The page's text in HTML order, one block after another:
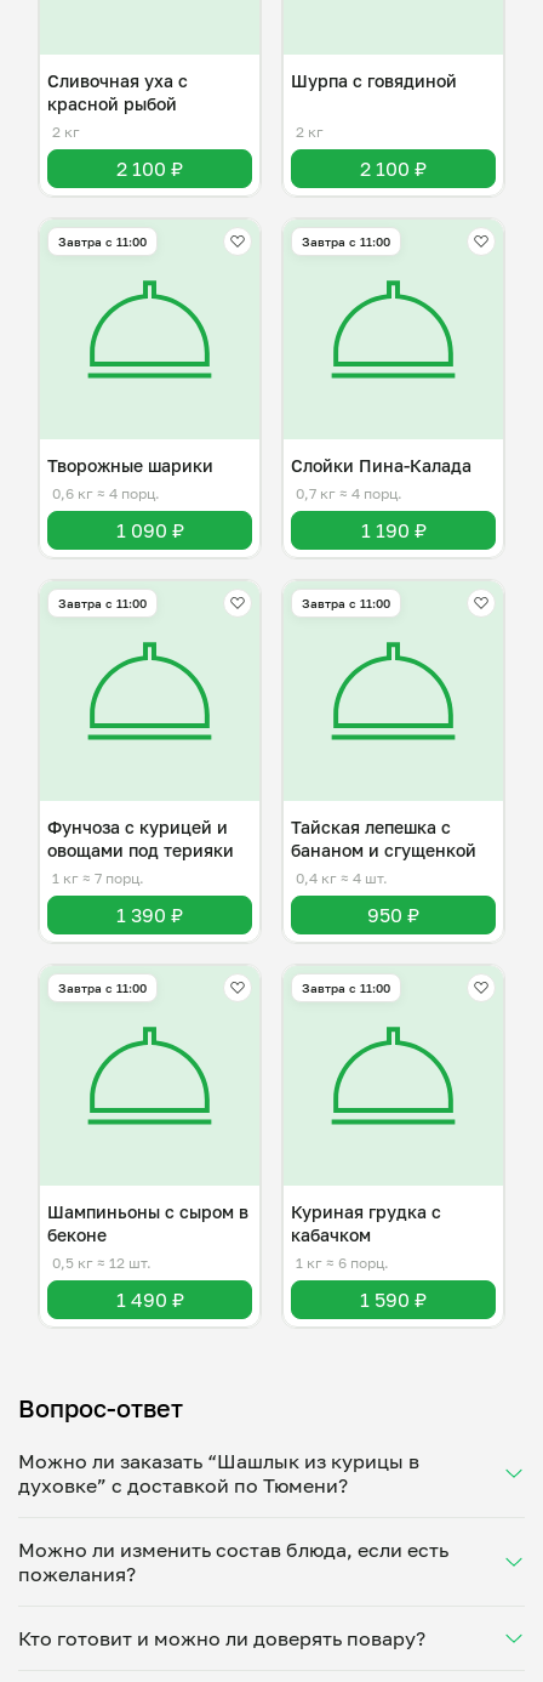
Сливочная уха с
красной рыбой
2 кг
2 100 ₽
Шурпа с говядиной
2 кг
2 100 ₽
Завтра c 11:00
Творожные шарики
0,6 кг ≈ 4 порц.
1 090 ₽
Завтра c 11:00
Слойки Пина-Калада
0,7 кг ≈ 4 порц.
1 190 ₽
Завтра c 11:00
Фунчоза с курицей и
овощами под терияки
1 кг ≈ 7 порц.
1 390 ₽
Завтра c 11:00
Тайская лепешка с
бананом и сгущенкой
0,4 кг ≈ 4 шт.
950 ₽
Завтра c 11:00
Шампиньоны с сыром в
беконе
0,5 кг ≈ 12 шт.
1 490 ₽
Завтра c 11:00
Куриная грудка с
кабачком
1 кг ≈ 6 порц.
1 590 ₽
Вопрос-ответ
Можно ли заказать “Шашлык из курицы в
духовке” с доставкой по Тюмени?
Укажите удобное время — и получите свежее
домашнее блюдо в большой порции прямо с плиты.
минут. Статус заказа отслеживайте в личном
кабинете, а с поваром можно связаться напрямую в
Можно ли изменить состав блюда, если есть
пожелания?
ваши предпочтения: уберет специи, снизит
Кто готовит и можно ли доверять повару?